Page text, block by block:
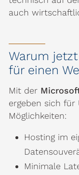
auch
Warum
für einen
Mit der
ergeben sich für
Möglichkeiten:
Hosting im
Minimale